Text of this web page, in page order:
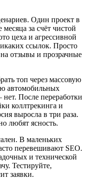
Один проект в
за счёт чистой
цеха и агрессивной
ссылок. Просто
отзывы и прозрачные
топ через массовую
автомобильных
После переработки
коллтрекинга и
выросла в три раза.
любят ясность.
В маленьких
перевешивают SEO.
и технической
Тестируйте,
заявки.